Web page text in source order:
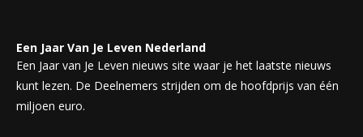
Een Jaar Van Je Leven Nederland
Een Jaar van Je Leven nieuws site waar je het laatste nieuws
kunt lezen. De Deelnemers strijden om de hoofdprijs van één
miljoen euro.